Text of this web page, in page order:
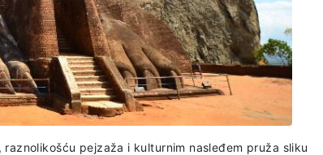
pejzaža i kulturnim nasleđem pruža sliku